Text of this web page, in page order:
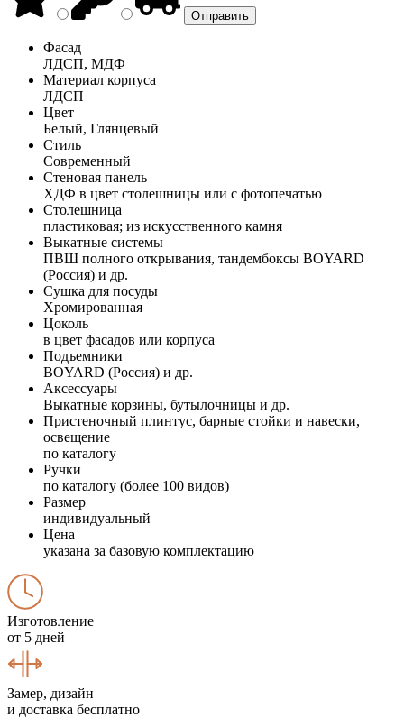
Фасад
ЛДСП, МДФ
Материал корпуса
ЛДСП
Цвет
Белый, Глянцевый
Стиль
Современный
Стеновая панель
ХДФ в цвет столешницы или с фотопечатью
Столешница
пластиковая; из искусственного камня
Выкатные системы
ПВШ полного открывания, тандембоксы BOYARD
(Россия) и др.
Сушка для посуды
Хромированная
Цоколь
в цвет фасадов или корпуса
Подъемники
BOYARD (Россия) и др.
Аксессуары
Выкатные корзины, бутылочницы и др.
Пристеночный плинтус, барные стойки и навески,
освещение
по каталогу
Ручки
по каталогу (более 100 видов)
Размер
индивидуальный
Цена
указана за базовую комплектацию
Изготовление
от 5 дней
Замер, дизайн
и доставка бесплатно